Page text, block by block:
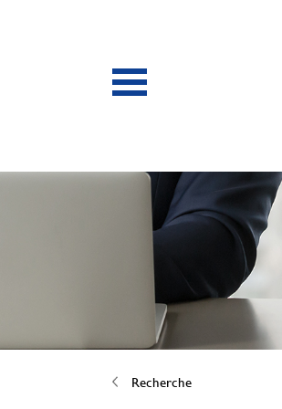
Recherche